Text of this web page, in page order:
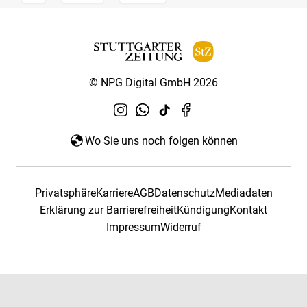
© NPG Digital GmbH 2026
Wo Sie uns noch folgen können
PrivatsphäreKarriereAGBDatenschutzMediadaten
Erklärung zur BarrierefreiheitKündigungKontakt
ImpressumWiderruf